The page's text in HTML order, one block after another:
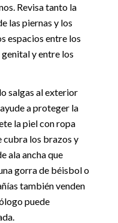
Revisa tanto la
las piernas y los
espacios entre los
y entre los
salgas al exterior
a proteger la
la piel con ropa
cubra los brazos y
ala ancha que
gorra de béisbol o
también venden
puede